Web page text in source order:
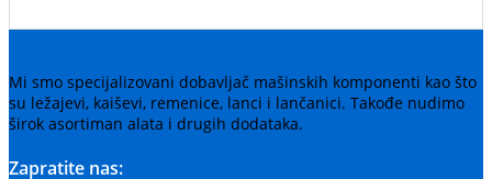
Mi smo specijalizovani dobavljač mašinskih komponenti kao što
su ležajevi, kaiševi, remenice, lanci i lančanici. Takođe nudimo
širok asortiman alata i drugih dodataka.
Zapratite nas: